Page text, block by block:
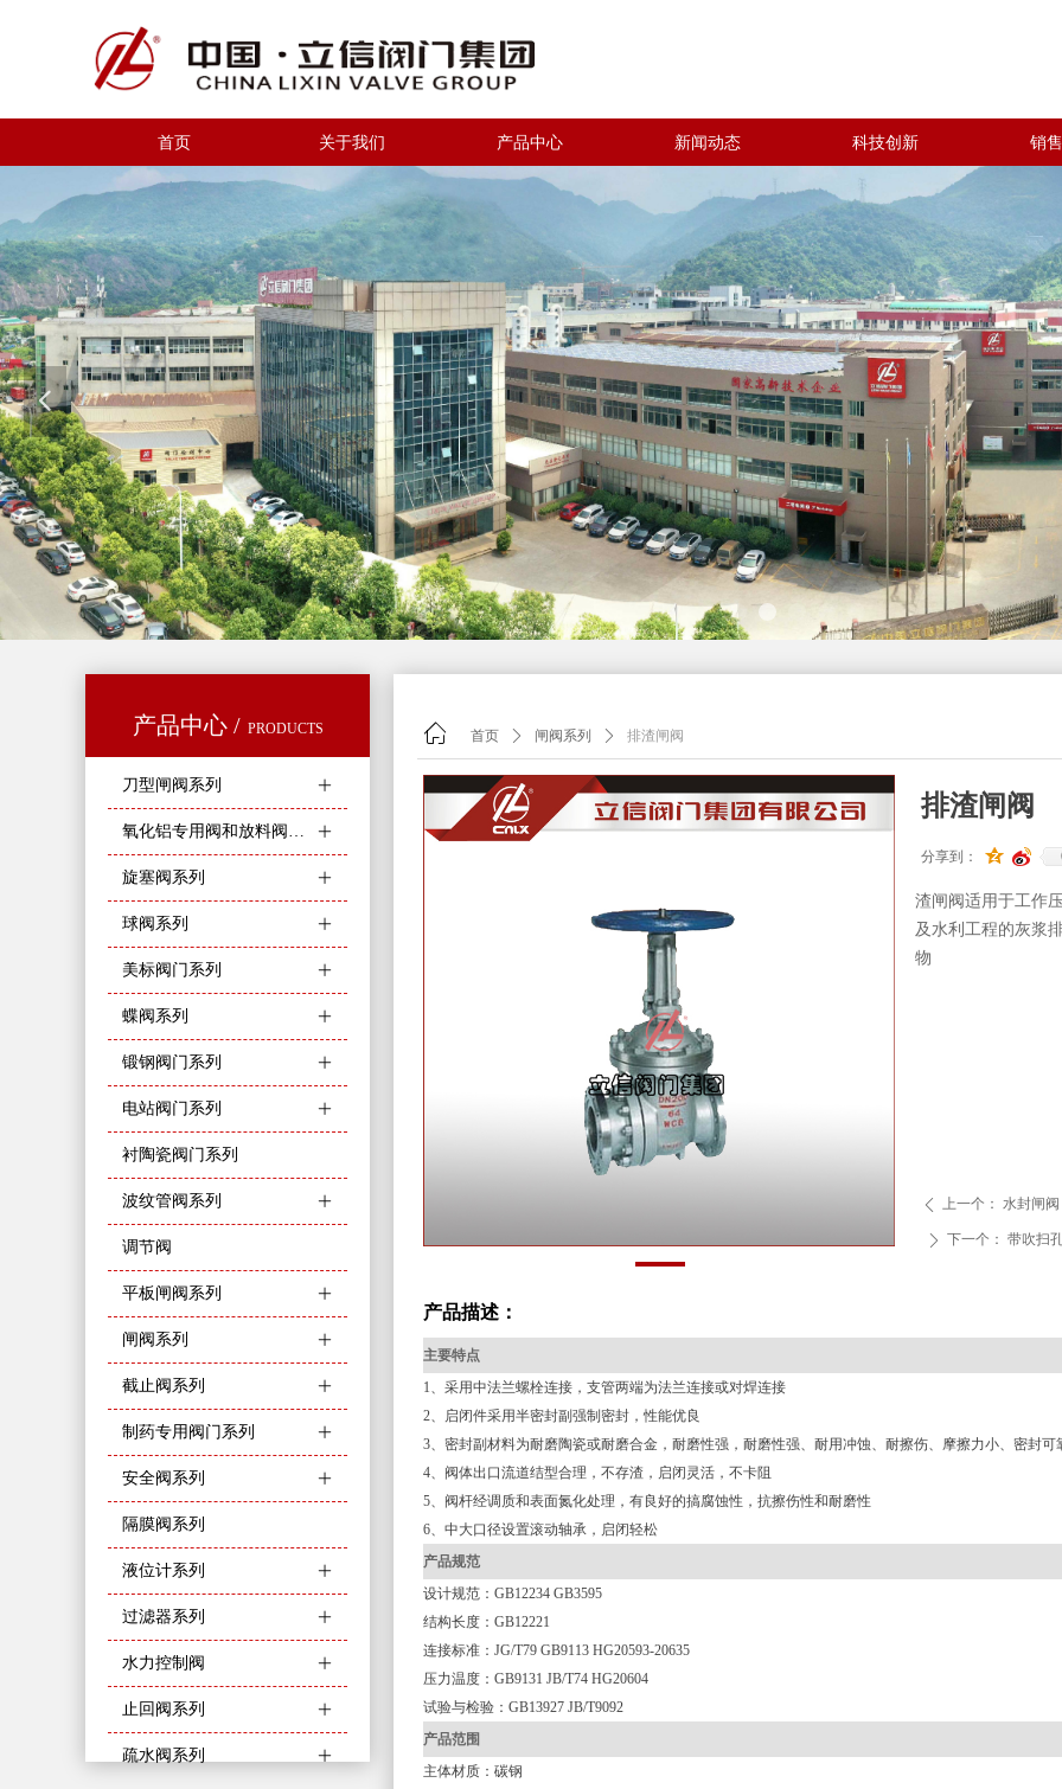
首页 销
关于我们 产品中心 新闻动态 科技创新
넳
首页 ꄲ 闸阀系列 ꄲ 排渣闸阀
ꀇ
主要特点
1、采用中法兰螺栓连接，支管两端为法兰连接或对焊连接
2、启闭件采用半密封副强制密封，性能优良
3、密封副材料为耐磨陶瓷或耐磨合金，耐磨性强，耐磨性强、耐用冲蚀、耐擦伤、摩擦力小、密封可
4、阀体出口流道结型合理，不存渣，启闭灵活，不卡阻
5、阀杆经调质和表面氮化处理，有良好的搞腐蚀性，抗擦伤性和耐磨性
6、中大口径设置滚动轴承，启闭轻松
产品规范
设计规范： GB12234 GB3595
结构长度： GB12221
连接标准： JG/T79 GB9113 HG20593-20635
压力温度： GB9131 JB/T74 HG20604
试验与检验： GB13927 JB/T9092
产品范围
主体材质：碳钢
渣闸阀适用于工作
及水利工程的灰浆
物
分享到：
排渣闸阀
ꄴ 上一个： 水封闸阀
ꄲ 下一个： 带吹扫
产品描述：
产品中心 / PRODUCTS
ꄶ
刀型闸阀系列
ꄶ
氧化铝专用阀和放料阀系列
ꄶ
旋塞阀系列
ꄶ
球阀系列
ꄶ
美标阀门系列
ꄶ
蝶阀系列
ꄶ
锻钢阀门系列
ꄶ
电站阀门系列
衬陶瓷阀门系列
ꄶ
波纹管阀系列
调节阀
ꄶ
平板闸阀系列
ꄶ
闸阀系列
ꄶ
截止阀系列
ꄶ
制药专用阀门系列
ꄶ
安全阀系列
隔膜阀系列
ꄶ
液位计系列
ꄶ
过滤器系列
ꄶ
水力控制阀
ꄶ
止回阀系列
ꄶ
疏水阀系列